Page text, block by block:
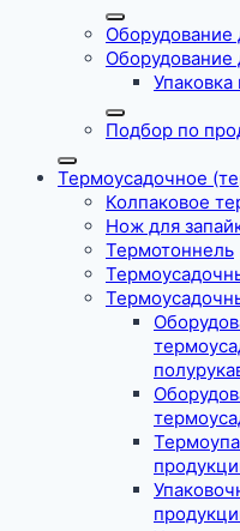
Оборудование
Упаковка
Подбор по
Термоусадочное
Колпаковое
Нож для
Термотоннель